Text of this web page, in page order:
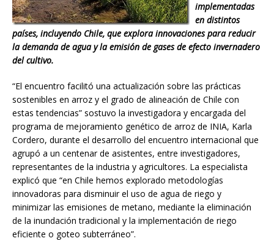
implementadas
en distintos
países, incluyendo Chile, que explora innovaciones para reducir
la demanda de agua y la emisión de gases de efecto invernadero
del cultivo.
“El encuentro facilitó una actualización sobre las prácticas
sostenibles en arroz y el grado de alineación de Chile con
estas tendencias” sostuvo la investigadora y encargada del
programa de mejoramiento genético de arroz de INIA, Karla
Cordero, durante el desarrollo del encuentro internacional que
agrupó a un centenar de asistentes, entre investigadores,
representantes de la industria y agricultores. La especialista
explicó que “en Chile hemos explorado metodologías
innovadoras para disminuir el uso de agua de riego y
minimizar las emisiones de metano, mediante la eliminación
de la inundación tradicional y la implementación de riego
eficiente o goteo subterráneo”.